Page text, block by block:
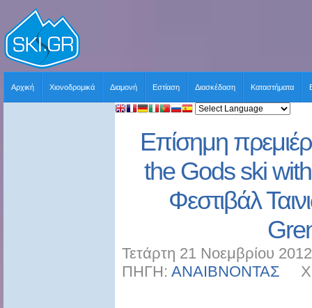
Αρχική Χιονοδρομικά Διαμονή Εστίαση Διασκέδαση Καταστήματα
Επίσημη
the Gods ski with
Φεστιβάλ
Τετάρτη 21 Νοεμβρίου
ΠΗΓΗ: ΑΝΑΙΒΝΟΝΤΑΣ